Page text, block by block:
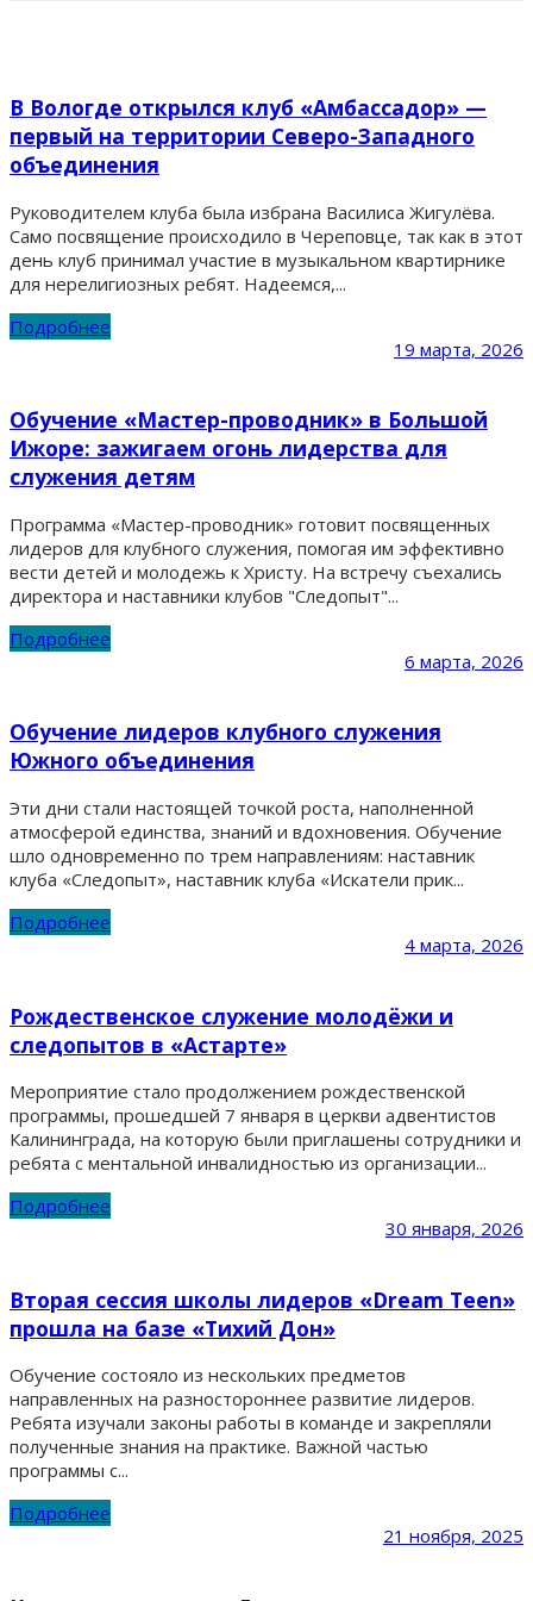
В Вологде открылся клуб «Амбассадор» —
первый на территории Северо-Западного
объединения
Руководителем клуба была избрана Василиса Жигулëва.
Само посвящение происходило в Череповце, так как в этот
день клуб принимал участие в музыкальном квартирнике
для нерелигиозных ребят. Надеемся,...
Подробнее
19 марта, 2026
Обучение «Мастер-проводник» в Большой
Ижоре: зажигаем огонь лидерства для
служения детям
Программа «Мастер-проводник» готовит посвященных
лидеров для клубного служения, помогая им эффективно
вести детей и молодежь к Христу. На встречу съехались
директора и наставники клубов "Следопыт"...
Подробнее
6 марта, 2026
Обучение лидеров клубного служения
Южного объединения
Эти дни стали настоящей точкой роста, наполненной
атмосферой единства, знаний и вдохновения. Обучение
шло одновременно по трем направлениям: наставник
клуба «Следопыт», наставник клуба «Искатели прик...
Подробнее
4 марта, 2026
Рождественское служение молодёжи и
следопытов в «Астарте»
Мероприятие стало продолжением рождественской
программы, прошедшей 7 января в церкви адвентистов
Калининграда, на которую были приглашены сотрудники и
ребята с ментальной инвалидностью из организации...
Подробнее
30 января, 2026
Вторая сессия школы лидеров «Dream Teen»
прошла на базе «Тихий Дон»
Обучение состояло из нескольких предметов
направленных на разностороннее развитие лидеров.
Ребята изучали законы работы в команде и закрепляли
полученные знания на практике. Важной частью
программы с...
Подробнее
21 ноября, 2025